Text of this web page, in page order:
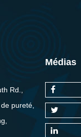
Rd.,
pureté,
Médias